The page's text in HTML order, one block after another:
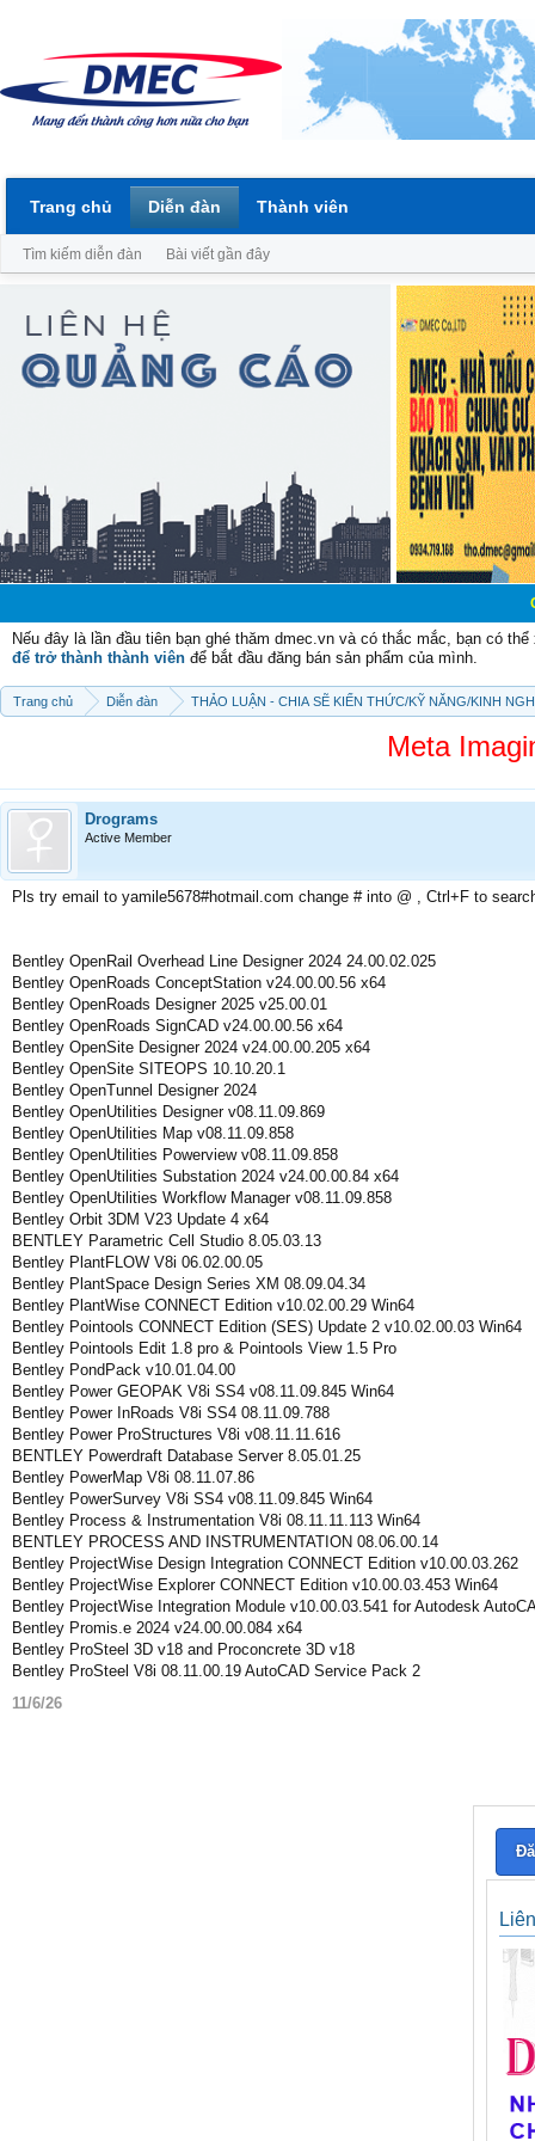
Chào
Nếu đây là lần đầu tiên bạn ghé thăm dmec.vn và có thắc mắc, bạn có
để trở thành thành viên để bắt đầu đăng bán sản phẩm của mình.
Trang chủ Diễn đàn THẢO LUẬN - CHIA SẼ KIẾN THỨC/KỸ NĂNG/KINH
Meta
Drograms
Active Member
Pls try email to yamile5678#hotmail.com change # into @ , Ctrl+F to
Bentley OpenRail Overhead Line Designer 2024 24.00.02.025
Bentley OpenRoads ConceptStation v24.00.00.56 x64
Bentley OpenRoads Designer 2025 v25.00.01
Bentley OpenRoads SignCAD v24.00.00.56 x64
Bentley OpenSite Designer 2024 v24.00.00.205 x64
Bentley OpenSite SITEOPS 10.10.20.1
Bentley OpenTunnel Designer 2024
Bentley OpenUtilities Designer v08.11.09.869
Bentley OpenUtilities Map v08.11.09.858
Bentley OpenUtilities Powerview v08.11.09.858
Bentley OpenUtilities Substation 2024 v24.00.00.84 x64
Bentley OpenUtilities Workflow Manager v08.11.09.858
Bentley Orbit 3DM V23 Update 4 x64
BENTLEY Parametric Cell Studio 8.05.03.13
Bentley PlantFLOW V8i 06.02.00.05
Bentley PlantSpace Design Series XM 08.09.04.34
Bentley PlantWise CONNECT Edition v10.02.00.29 Win64
Bentley Pointools CONNECT Edition (SES) Update 2 v10.02.00.03 Win64
Bentley Pointools Edit 1.8 pro & Pointools View 1.5 Pro
Bentley PondPack v10.01.04.00
Bentley Power GEOPAK V8i SS4 v08.11.09.845 Win64
Bentley Power InRoads V8i SS4 08.11.09.788
Bentley Power ProStructures V8i v08.11.11.616
BENTLEY Powerdraft Database Server 8.05.01.25
Bentley PowerMap V8i 08.11.07.86
Bentley PowerSurvey V8i SS4 v08.11.09.845 Win64
Bentley Process & Instrumentation V8i 08.11.11.113 Win64
BENTLEY PROCESS AND INSTRUMENTATION 08.06.00.14
Bentley ProjectWise Design Integration CONNECT Edition v10.00.03.262
Bentley ProjectWise Explorer CONNECT Edition v10.00.03.453 Win64
Bentley ProjectWise Integration Module v10.00.03.541 for Autodesk
Bentley Promis.e 2024 v24.00.00.084 x64
Bentley ProSteel 3D v18 and Proconcrete 3D v18
Bentley ProSteel V8i 08.11.00.19 AutoCAD Service Pack 2
11/6/26
Trang chủ Diễn đàn
Tìm kiếm diễn đàn Bài viết gần đây
Thành viên